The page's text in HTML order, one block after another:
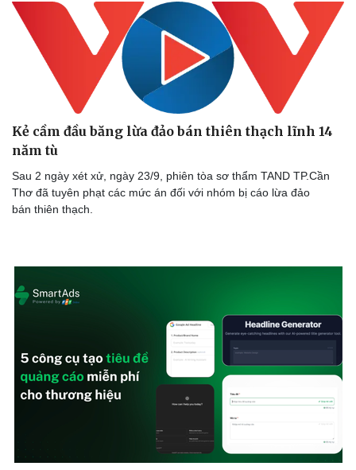
Kẻ cầm đầu băng lừa đảo bán thiên thạch lĩnh 14
năm tù
Sau 2 ngày xét xử, ngày 23/9, phiên tòa sơ thẩm TAND TP.Cần
Thơ đã tuyên phạt các mức án đối với nhóm bị cáo lừa đảo
bán thiên thạch.